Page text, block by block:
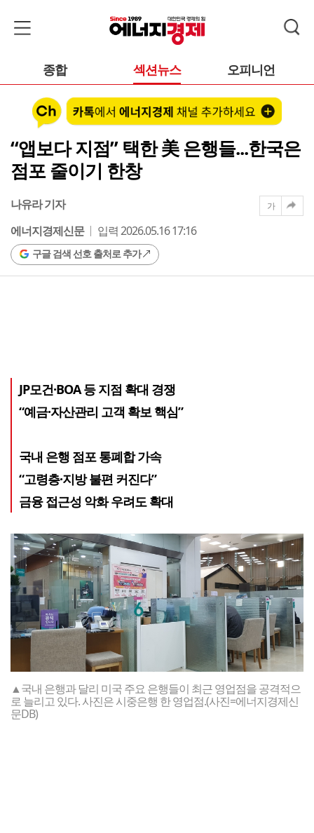
종합 섹션뉴스 오피니언
“앱보다 지점” 택한 美 은행들...한국은
점포 줄이기 한창
나유라 기자
에너지경제신문
입력 2026.05.16 17:16
구글 검색 선호 출처로 추가
가
JP모건·BOA 등 지점 확대 경쟁
“예금·자산관리 고객 확보 핵심”
국내 은행 점포 통폐합 가속
“고령층·지방 불편 커진다”
금융 접근성 악화 우려도 확대
▲국내 은행과 달리 미국 주요 은행들이 최근 영업점을 공격적으
로 늘리고 있다. 사진은 시중은행 한 영업점.(사진=에너지경제신
문DB)